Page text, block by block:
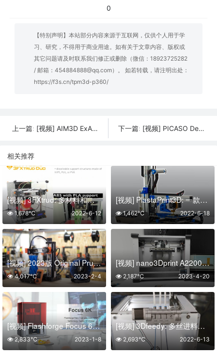
0
【特别声明】本站部分内容来源于互联网，仅供个人用于学
习、研究，不得用于商业用途。如有关于文章内容、版权或
其它问题请及时联系我们修正或删除（微信：18923725282
/ 邮箱：454884888@qq.com）。 如若转载，请注明出处：
https://f3s.cn/tpm3d-p360/
上一篇: [视频] AIM3D ExAM 255 世界上第一台注塑颗粒CEM工艺的工业3D打印机 下一篇: [视频] PICASO Designer X PRO FDM 3D打印机 独立双挤出头 以自动模式继续打印
相关推荐
[视频] 3FXtrud: 多材料和高分辨率 3D打印机
2022-6-12
1,678℃
[视频] PlastaPrint3D: 一款专业、精确、强大且易于使用的3D打印机
2022-6-18
1,462℃
[视频] 2023版 Original Prusa MINI+ 智能紧凑的半组装3D打印机
2023-2-4
4,017℃
[视频] nano3Dprint A2200 唯一 一款直接面向消费者的多材料电子产品3D打印机
2023-4-20
2,187℃
[视频] Flashforge Focus 6k：新型高精度 CPIP 技术牙科3D打印机
2023-1-8
2,833℃
[视频] 3Dfeedy: 多丝进料器 – 3D打印机插件
2022-6-13
2,693℃